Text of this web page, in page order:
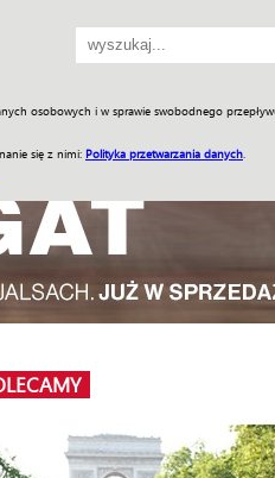
osobowych i w sprawie swobodnego
się z nimi: Polityka przetwarzania danych
Jednodniówki Praca w WIW